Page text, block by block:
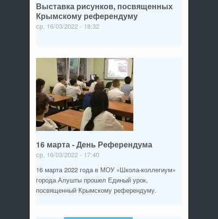
Выставка рисунков, посвященных
Крымскому референдуму
ср, 16/03/2022 - 18:32
16 марта - День Референдума
ср, 16/03/2022 - 17:40
16 марта 2022 года в МОУ «Школа-коллегиум»
города Алушты прошел Единый урок,
посвященный Крымскому референдуму.